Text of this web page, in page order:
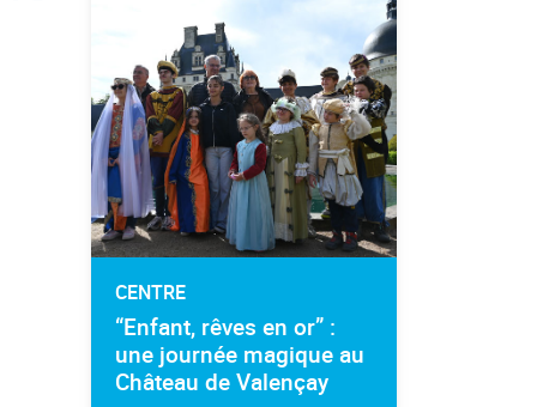
CENTRE
“Enfant, rêves en or” :
une journée magique au
Château de Valençay